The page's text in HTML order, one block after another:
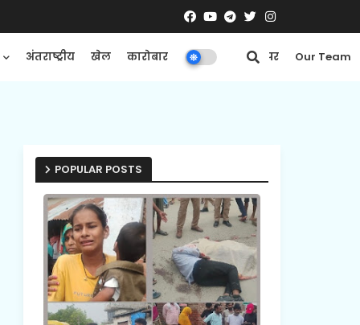
अंतराष्ट्रीय खेल कारोबार मनोरंजन ई-पेपर Our Team
POPULAR POSTS